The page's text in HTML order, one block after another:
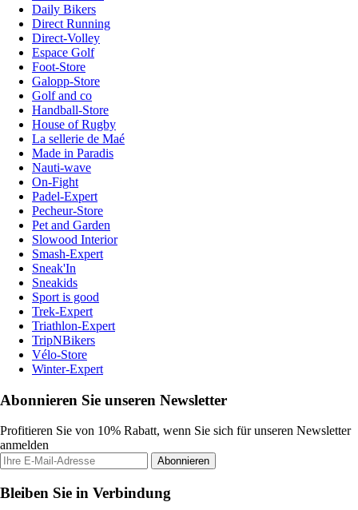
Daily Bikers
Direct Running
Direct-Volley
Espace Golf
Foot-Store
Galopp-Store
Golf and co
Handball-Store
House of Rugby
La sellerie de Maé
Made in Paradis
Nauti-wave
On-Fight
Padel-Expert
Pecheur-Store
Pet and Garden
Slowood Interior
Smash-Expert
Sneak'In
Sneakids
Sport is good
Trek-Expert
Triathlon-Expert
TripNBikers
Vélo-Store
Winter-Expert
Abonnieren Sie unseren Newsletter
Profitieren Sie von 10% Rabatt, wenn Sie sich für unseren Newsletter
anmelden
Abonnieren
Bleiben Sie in Verbindung